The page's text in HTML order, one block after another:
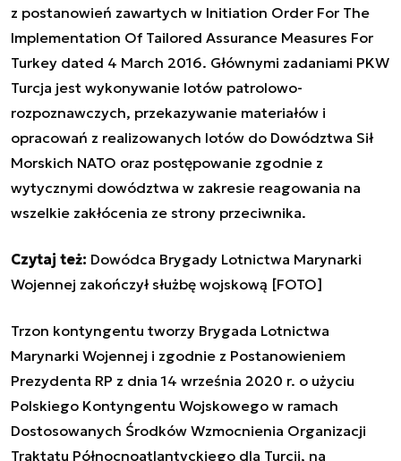
z postanowień zawartych w Initiation Order For The
Implementation Of Tailored Assurance Measures For
Turkey dated 4 March 2016. Głównymi zadaniami PKW
Turcja jest wykonywanie lotów patrolowo-
rozpoznawczych, przekazywanie materiałów i
opracowań z realizowanych lotów do Dowództwa Sił
Morskich NATO oraz postępowanie zgodnie z
wytycznymi dowództwa w zakresie reagowania na
wszelkie zakłócenia ze strony przeciwnika.
Czytaj też: Dowódca Brygady Lotnictwa Marynarki
Wojennej zakończył służbę wojskową [FOTO]
Trzon kontyngentu tworzy Brygada Lotnictwa
Marynarki Wojennej i zgodnie z Postanowieniem
Prezydenta RP z dnia 14 września 2020 r. o użyciu
Polskiego Kontyngentu Wojskowego w ramach
Dostosowanych Środków Wzmocnienia Organizacji
Traktatu Północnoatlantyckiego dla Turcji, na